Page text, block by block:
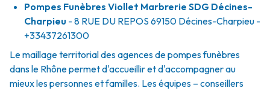
Pompes Funèbres Viollet Marbrerie SDG Décines-
Charpieu - 8 RUE DU REPOS 69150 Décines-Charpieu -
+33437261300
Le maillage territorial des agences de pompes funèbres
dans le Rhône permet d'accueillir et d'accompagner au
mieux les personnes et familles. Les équipes – conseillers